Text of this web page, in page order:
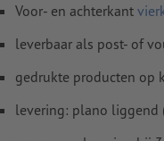
Commentarenworden
Inhoud van
Hoe maak ik
Voor- en achterkant
leverbaar als post- of
gedrukte producten op
levering: plano liggend